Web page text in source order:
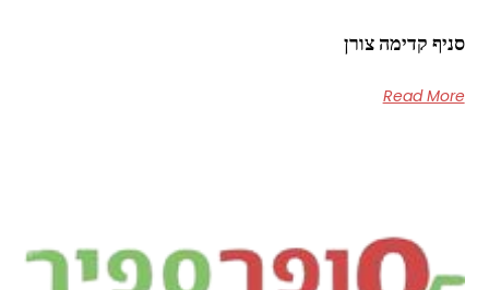
סניף קדימה צורן
Read More